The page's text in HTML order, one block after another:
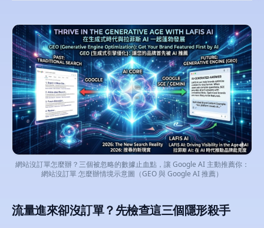
網站沒訂單怎麼辦？三個被忽略的數據止血點，讓 Google AI 主動推薦你：
網站沒訂單 怎麼辦情境示意圖（GEO 與 Google AI 推薦）
流量進來卻沒訂單？先檢查這三個隱形殺手